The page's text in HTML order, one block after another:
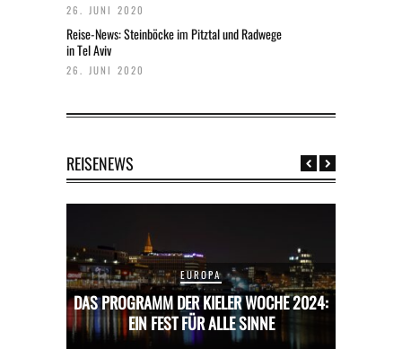
26. JUNI 2020
Reise-News: Steinböcke im Pitztal und Radwege
in Tel Aviv
26. JUNI 2020
REISENEWS
EUROPA
DAS PROGRAMM DER KIELER WOCHE 2024:
EIN FEST FÜR ALLE SINNE